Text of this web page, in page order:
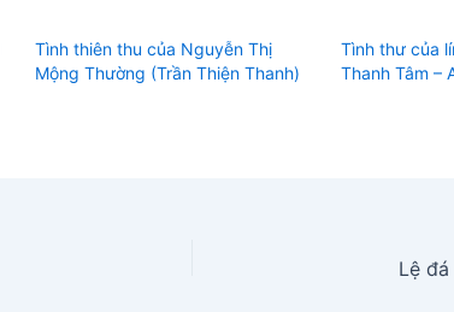
Tình thiên thu của Nguyễn Thị
Mộng Thường (Trần Thiện Thanh)
Tình thư của
Thanh Tâm –
Lệ